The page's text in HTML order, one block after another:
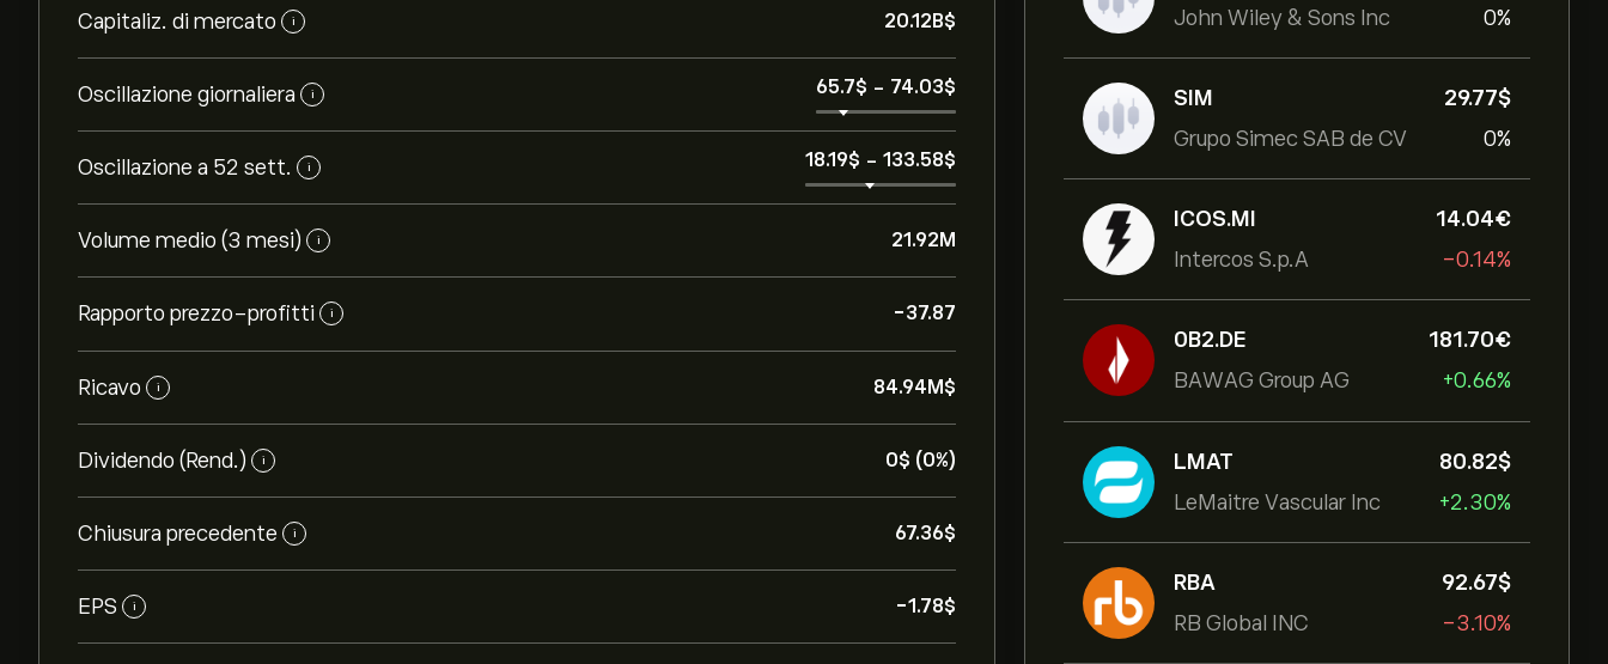
John Wiley & Sons Inc
0%
SIM
Grupo Simec SAB de CV
29.77‎$‎
0%
ICOS.MI
Intercos S.p.A
14.04‎€‎
-0.14%
0B2.DE
BAWAG Group AG
181.70‎€‎
+0.66%
LMAT
LeMaitre Vascular Inc
80.82‎$‎
+2.30%
RBA
RB Global INC
92.67‎$‎
-3.10%
Capitaliz. di mercato i 20.12B‎$‎
Oscillazione giornaliera i 65.7‎$‎ - 74.03‎$‎
Oscillazione a 52 sett. i 18.19‎$‎ - 133.58‎$‎
Volume medio (3 mesi) i 21.92M
Rapporto prezzo-profitti i -37.87
Ricavo i 84.94M‎$‎
Dividendo (Rend.) i 0‎$‎ (0%)
Chiusura precedente i 67.36‎$‎
EPS i -1.78‎$‎